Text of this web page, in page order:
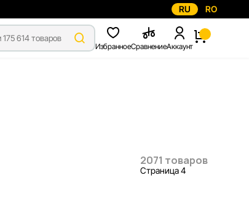
RU RO
ИзбранноеСравнениеАккаунт
2071 товаров
Страница 4